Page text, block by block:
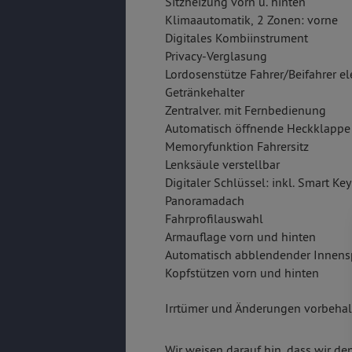
Klimaautomatik, 2 Zonen: vorne
Digitales Kombiinstrument
Privacy-Verglasung
Lordosenstütze Fahrer/Beifahrer
Getränkehalter
Zentralver. mit Fernbedienung
Automatisch öffnende Heckklappe
Memoryfunktion Fahrersitz
Lenksäule verstellbar
Digitaler Schlüssel: inkl. Smart Key
Panoramadach
Fahrprofilauswahl
Armauflage vorn und hinten
Automatisch abblendender
Kopfstützen vorn und hinten
Irrtümer und Änderungen